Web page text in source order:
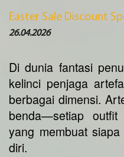
Easter Sale Discount
26.04.2026
Di dunia fantasi
kelinci penjaga
berbagai dimensi.
benda—setiap
yang membuat
diri.